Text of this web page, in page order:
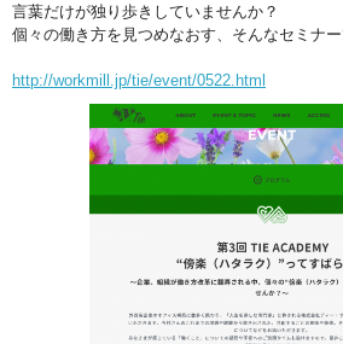
言葉だけが独り歩きしていませんか？
個々の働き方を見つめなおす、そんなセミナー
http://workmill.jp/tie/event/0522.html